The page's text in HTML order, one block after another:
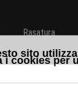
Rasatura